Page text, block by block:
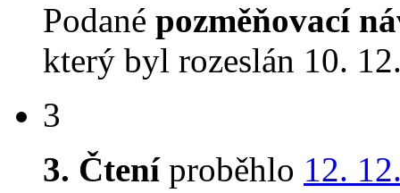
Podané pozměňovací
který byl rozeslán 10.
3
3. Čteníproběhlo 12.